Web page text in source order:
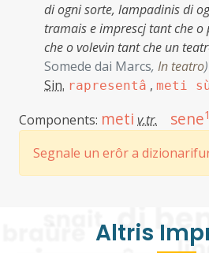
di ogni sorte, lampadinis di
tramais e imprescj tant che o
che o volevin tant che un
Somede dai Marcs, In teatro)
Sin. rapresentâ , meti
Components: meti v.tr. sene1
Segnale un erôr a
Altris